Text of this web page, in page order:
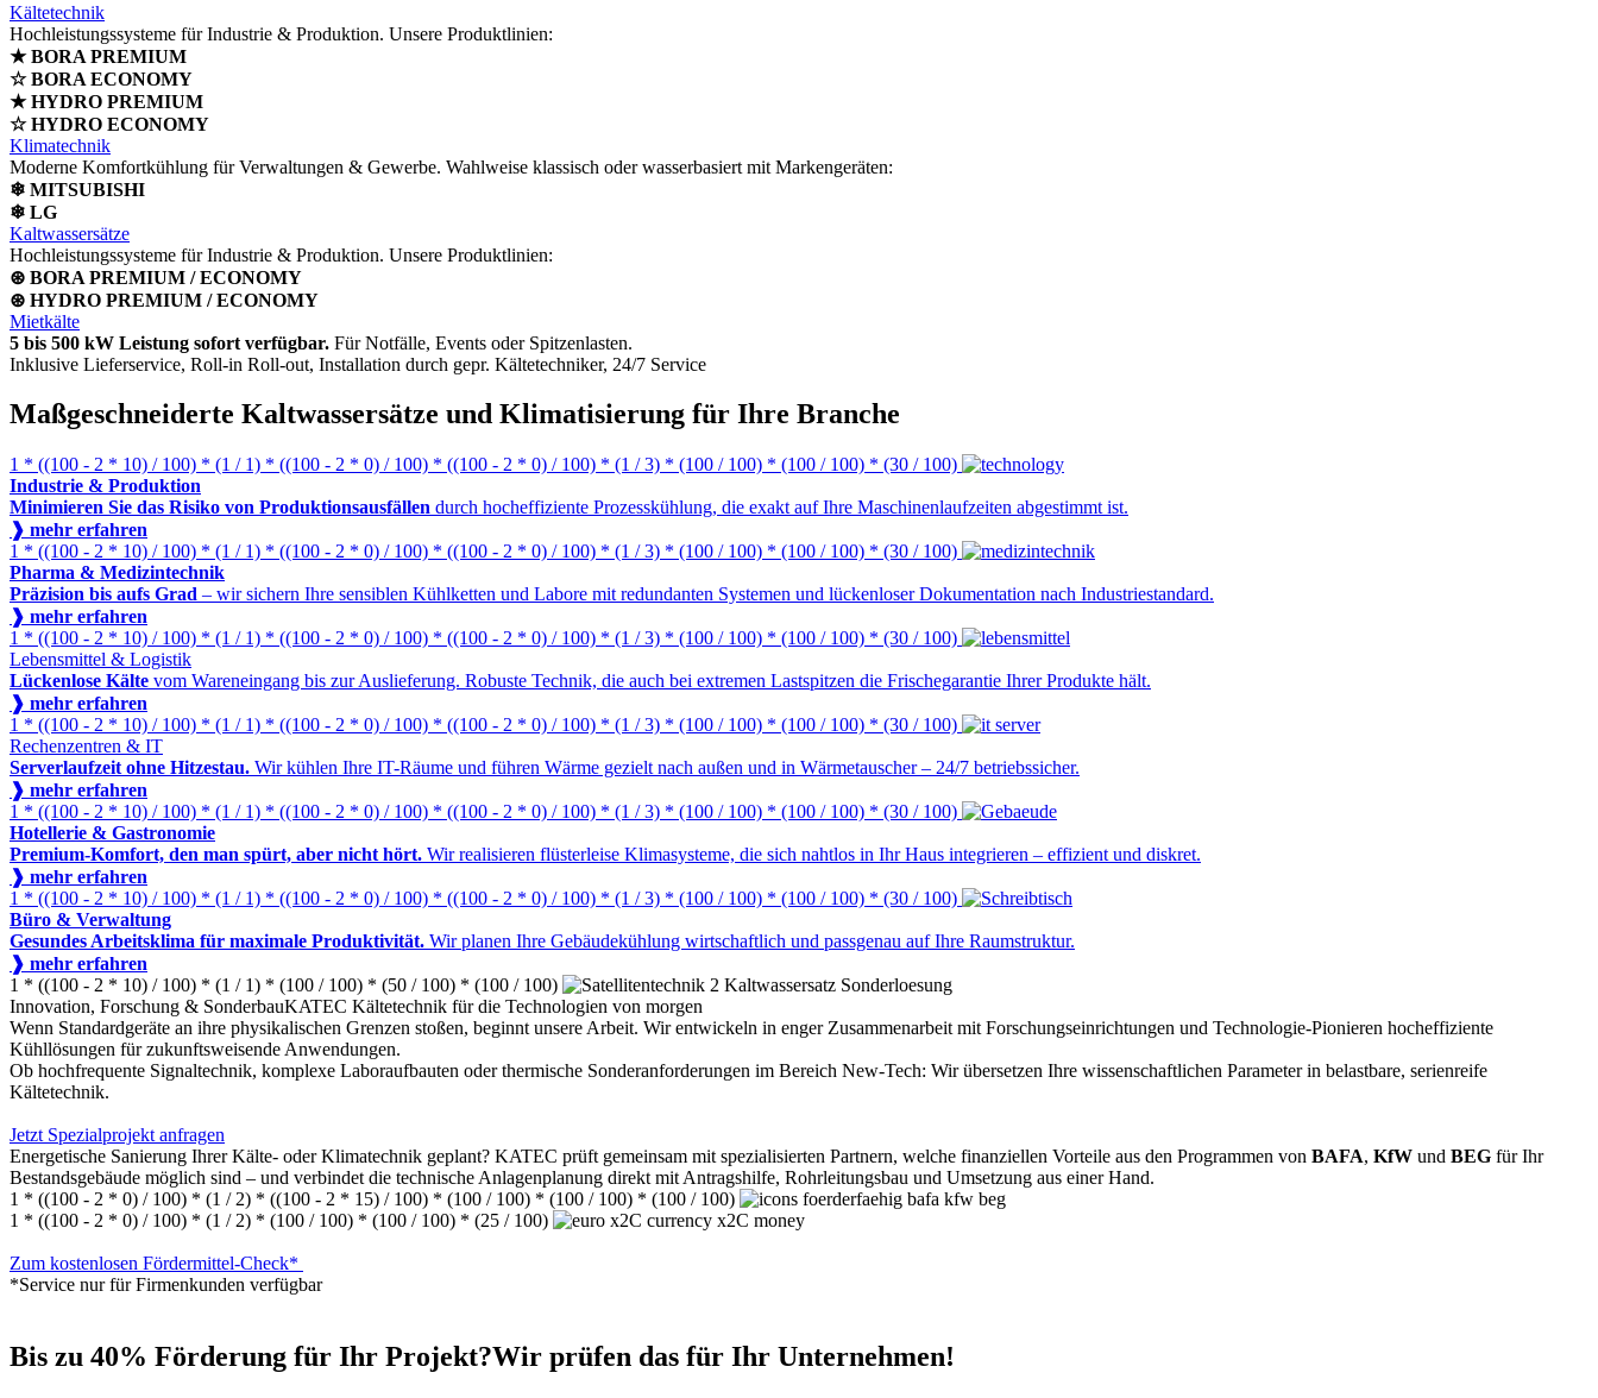
Kältetechnik
Hochleistungssysteme für Industrie & Produktion. Unsere Produktlinien:
★ BORA PREMIUM
☆ BORA ECONOMY
★ HYDRO PREMIUM
☆ HYDRO ECONOMY
Klimatechnik
Moderne Komfortkühlung für Verwaltungen & Gewerbe. Wahlweise klassisch oder wasserbasiert mit Markengeräten:
❄ MITSUBISHI
❄ LG
Kaltwassersätze
Hochleistungssysteme für Industrie & Produktion. Unsere Produktlinien:
⊛ BORA PREMIUM / ECONOMY
⊛ HYDRO PREMIUM / ECONOMY
Mietkälte
5 bis 500 kW Leistung sofort verfügbar. Für Notfälle, Events oder Spitzenlasten.
Inklusive Lieferservice, Roll-in Roll-out, Installation durch gepr. Kältetechniker, 24/7 Service
Maßgeschneiderte Kaltwassersätze und Klimatisierung für Ihre Branche
1 * ((100 - 2 * 10) / 100) * (1 / 1) * ((100 - 2 * 0) / 100) * ((100 - 2 * 0) / 100) * (1 / 3) * (100 / 100) * (100 / 100) * (30 / 100)
Industrie & Produktion
Minimieren Sie das Risiko von Produktionsausfällen durch hocheffiziente Prozesskühlung, die exakt auf Ihre Maschinenlaufzeiten abgestimmt ist.
❱ mehr erfahren
1 * ((100 - 2 * 10) / 100) * (1 / 1) * ((100 - 2 * 0) / 100) * ((100 - 2 * 0) / 100) * (1 / 3) * (100 / 100) * (100 / 100) * (30 / 100)
Pharma & Medizintechnik
Präzision bis aufs Grad – wir sichern Ihre sensiblen Kühlketten und Labore mit redundanten Systemen und lückenloser Dokumentation nach Industriestandard.
❱ mehr erfahren
1 * ((100 - 2 * 10) / 100) * (1 / 1) * ((100 - 2 * 0) / 100) * ((100 - 2 * 0) / 100) * (1 / 3) * (100 / 100) * (100 / 100) * (30 / 100)
Lebensmittel & Logistik
Lückenlose Kälte vom Wareneingang bis zur Auslieferung. Robuste Technik, die auch bei extremen Lastspitzen die Frischegarantie Ihrer Produkte hält.
❱ mehr erfahren
1 * ((100 - 2 * 10) / 100) * (1 / 1) * ((100 - 2 * 0) / 100) * ((100 - 2 * 0) / 100) * (1 / 3) * (100 / 100) * (100 / 100) * (30 / 100)
Rechenzentren & IT
Serverlaufzeit ohne Hitzestau. Wir kühlen Ihre IT-Räume und führen Wärme gezielt nach außen und in Wärmetauscher – 24/7 betriebssicher.
❱ mehr erfahren
1 * ((100 - 2 * 10) / 100) * (1 / 1) * ((100 - 2 * 0) / 100) * ((100 - 2 * 0) / 100) * (1 / 3) * (100 / 100) * (100 / 100) * (30 / 100)
Hotellerie & Gastronomie
Premium-Komfort, den man spürt, aber nicht hört. Wir realisieren flüsterleise Klimasysteme, die sich nahtlos in Ihr Haus integrieren – effizient und diskret.
❱ mehr erfahren
1 * ((100 - 2 * 10) / 100) * (1 / 1) * ((100 - 2 * 0) / 100) * ((100 - 2 * 0) / 100) * (1 / 3) * (100 / 100) * (100 / 100) * (30 / 100)
Büro & Verwaltung
Gesundes Arbeitsklima für maximale Produktivität. Wir planen Ihre Gebäudekühlung wirtschaftlich und passgenau auf Ihre Raumstruktur.
❱ mehr erfahren
1 * ((100 - 2 * 10) / 100) * (1 / 1) * (100 / 100) * (50 / 100) * (100 / 100)
Innovation, Forschung & SonderbauKATEC Kältetechnik für die Technologien von morgen
Wenn Standardgeräte an ihre physikalischen Grenzen stoßen, beginnt unsere Arbeit. Wir entwickeln in enger Zusammenarbeit mit Forschungseinrichtungen und Technologie-Pionieren hocheffiziente
Kühllösungen für zukunftsweisende Anwendungen.
Ob hochfrequente Signaltechnik, komplexe Laboraufbauten oder thermische Sonderanforderungen im Bereich New-Tech: Wir übersetzen Ihre wissenschaftlichen Parameter in belastbare, serienreife
Kältetechnik.
Jetzt Spezialprojekt anfragen
Energetische Sanierung Ihrer Kälte- oder Klimatechnik geplant? KATEC prüft gemeinsam mit spezialisierten Partnern, welche finanziellen Vorteile aus den Programmen von BAFA, KfW und BEG für Ihr
Bestandsgebäude möglich sind – und verbindet die technische Anlagenplanung direkt mit Antragshilfe, Rohrleitungsbau und Umsetzung aus einer Hand.
1 * ((100 - 2 * 0) / 100) * (1 / 2) * ((100 - 2 * 15) / 100) * (100 / 100) * (100 / 100) * (100 / 100)
1 * ((100 - 2 * 0) / 100) * (1 / 2) * (100 / 100) * (100 / 100) * (25 / 100)
Zum kostenlosen Fördermittel-Check*
*Service nur für Firmenkunden verfügbar
Bis zu 40% Förderung für Ihr Projekt?Wir prüfen das für Ihr Unternehmen!